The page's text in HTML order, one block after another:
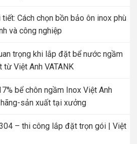
Cách chọn bồn bảo ôn inox phù
và công nghiệp
trọng khi lắp đặt bể nước ngầm
từ Việt Anh VATANK
bể chôn ngầm Inox Việt Anh
hãng-sản xuất tại xưởng
– thi công lắp đặt trọn gói | Việt